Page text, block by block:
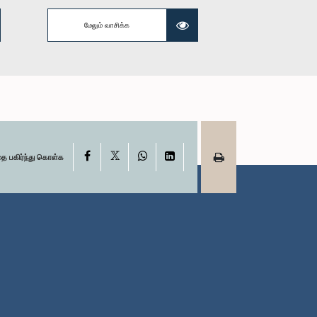
கீதா சமன்மலீ
கௌரவ (திருமதி) சட்டத்தரணி
மேலும் வாசிக்க
பகிர்ந்து கொள்க Facebook WhatsAppLinkedIn